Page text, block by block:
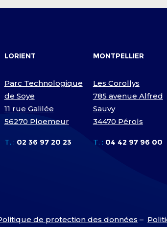
LORIENT
Parc Technologique
de Soye
11 rue Galilée
56270 Ploemeur
T. : 02 36 97 20 23
MONTPELLIER
Les Corollys
785 avenue Alfred
Sauvy
34470 Pérols
T. : 04 42 97 96 00
de protection des données –